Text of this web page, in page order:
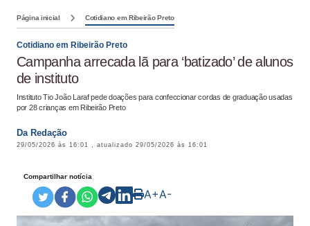
Página inicial Cotidiano em Ribeirão Preto
Cotidiano em Ribeirão Preto
Campanha arrecada lã para ‘batizado’ de alunos
de instituto
Instituto Tio João Laraf pede doações para confeccionar cordas de graduação usadas
por 28 crianças em Ribeirão Preto
Da Redação
29/05/2026 às 16:01 , atualizado 29/05/2026 às 16:01
Compartilhar notícia
A+A-